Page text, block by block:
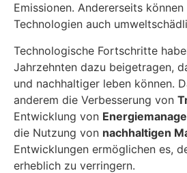
Emissionen. Andererseits
Technologien auch
Technologische Fortschritte
Jahrzehnten dazu beigetragen,
und nachhaltiger leben können.
anderem die Verbesserung von
Entwicklung von
die Nutzung von nachhaltigen
Entwicklungen ermöglichen es,
erheblich zu verringern.